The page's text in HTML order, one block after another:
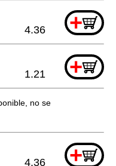
+
4.36
+
1.21
no se puede pedir
+
4.36